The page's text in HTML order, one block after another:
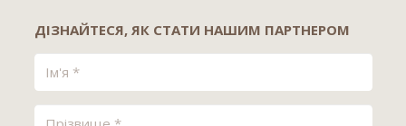
ДІЗНАЙТЕСЯ, ЯК СТАТИ НАШИМ ПАРТНЕРОМ